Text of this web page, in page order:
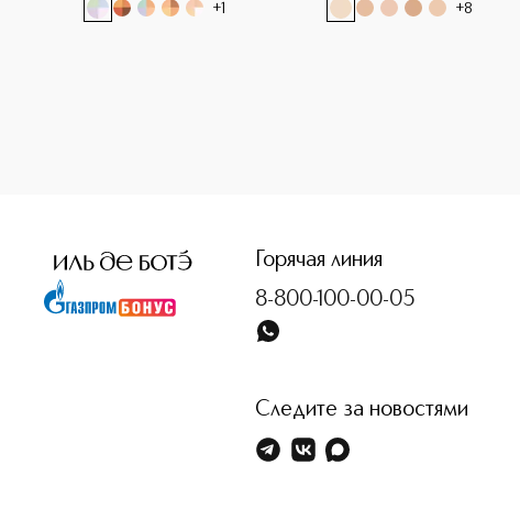
+1 +8
Горячая линия
8-800-100-00-05
Следите за новостями